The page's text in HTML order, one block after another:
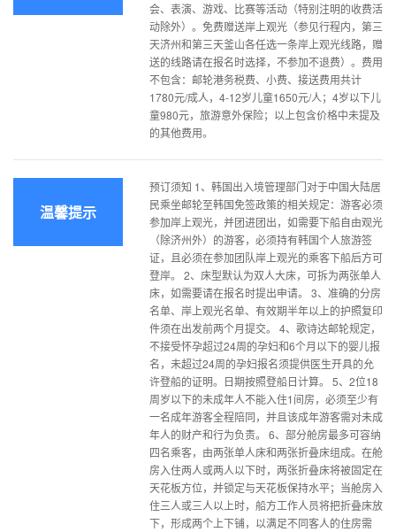
会、表演、游戏、比赛等活动（特别注明的收费活
动除外）。免费赠送岸上观光（参见行程内，第三
天济州和第三天釜山各任选一条岸上观光线路，赠
送的线路请在报名时选择，不参加不退费）。费用
不包含：邮轮港务税费、小费、接送费用共计
1780元/成人，4-12岁儿童1650元/人；4岁以下儿
童980元，旅游意外保险；以上包含价格中未提及
的其他费用。
温馨提示
预订须知 1、韩国出入境管理部门对于中国大陆居
民乘坐邮轮至韩国免签政策的相关规定：游客必须
参加岸上观光，并团进团出，如需要下船自由观光
（除济州外）的游客，必须持有韩国个人旅游签
证，且必须在参加团队岸上观光的乘客下船后方可
登岸。 2、床型默认为双人大床，可拆为两张单人
床，如需要请在报名时提出申请。 3、准确的分房
名单、岸上观光名单、有效期半年以上的护照复印
件须在出发前两个月提交。 4、歌诗达邮轮规定，
不接受怀孕超过24周的孕妇和6个月以下的婴儿报
名，未超过24周的孕妇报名须提供医生开具的允
许登船的证明。日期按照登船日计算。 5、2位18
周岁以下的未成年人不能入住1间房，必须至少有
一名成年游客全程陪同，并且该成年游客需对未成
年人的财产和行为负责。 6、部分舱房最多可容纳
四名乘客，由两张单人床和两张折叠床组成。在舱
房入住两人或两人以下时，两张折叠床将被固定在
天花板方位，并锁定与天花板保持水平；当舱房入
住三人或三人以上时，船方工作人员将把折叠床放
下，形成两个上下铺，以满足不同客人的住房需